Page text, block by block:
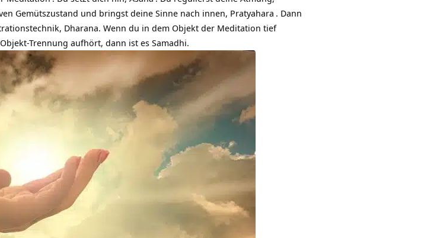
Gemütszustand und bringst deine Sinne nach innen, Pratyahara . Dann
Dharana. Wenn du in dem Objekt der Meditation tief
Trennung aufhört, dann ist es Samadhi.